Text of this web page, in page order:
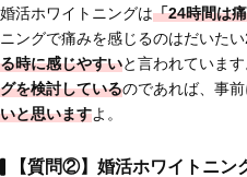
婚活ホワイトニングは「24時間は
ニングで痛みを感じるのはだいたい
る時に感じやすいと言われていま
グを検討しているのであれば、事前
いと思いますよ。
【質問②】婚活ホワイトニン